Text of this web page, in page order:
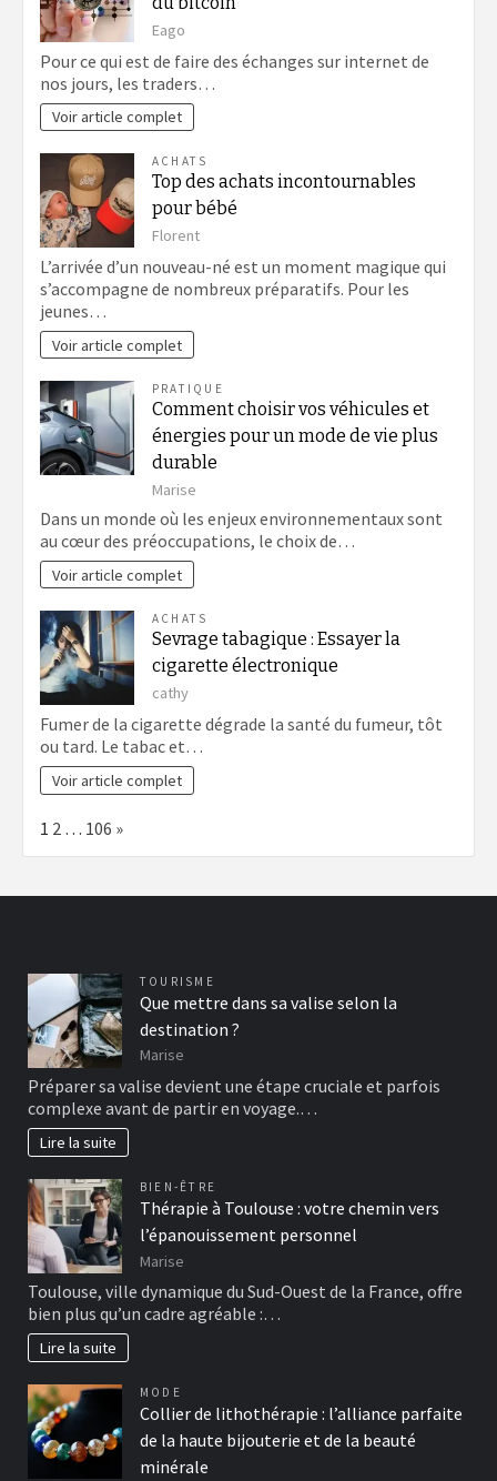
Eago
Pour ce qui est de faire des échanges sur internet de
nos jours, les traders…
Voir article complet
ACHATS
Top des achats incontournables
pour bébé
Florent
L’arrivée d’un nouveau-né est un moment magique qui
s’accompagne de nombreux préparatifs. Pour les
jeunes…
Voir article complet
PRATIQUE
Comment choisir vos véhicules et
énergies pour un mode de vie plus
durable
Marise
Dans un monde où les enjeux environnementaux sont
au cœur des préoccupations, le choix de…
Voir article complet
ACHATS
Sevrage tabagique : Essayer la
cigarette électronique
cathy
Fumer de la cigarette dégrade la santé du fumeur, tôt
ou tard. Le tabac et…
Voir article complet
Page:
1 2 … 106 Next
»
TOURISME
Que mettre dans sa valise selon la
destination ?
Marise
Préparer sa valise devient une étape cruciale et parfois
complexe avant de partir en voyage.…
Lire la suite
BIEN-ÊTRE
Thérapie à Toulouse : votre chemin vers
l’épanouissement personnel
Marise
Toulouse, ville dynamique du Sud-Ouest de la France, offre
bien plus qu’un cadre agréable :…
Lire la suite
MODE
Collier de lithothérapie : l’alliance parfaite
de la haute bijouterie et de la beauté
minérale